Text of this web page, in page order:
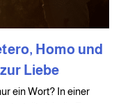
Homo und
Liebe
ein Wort? In einer